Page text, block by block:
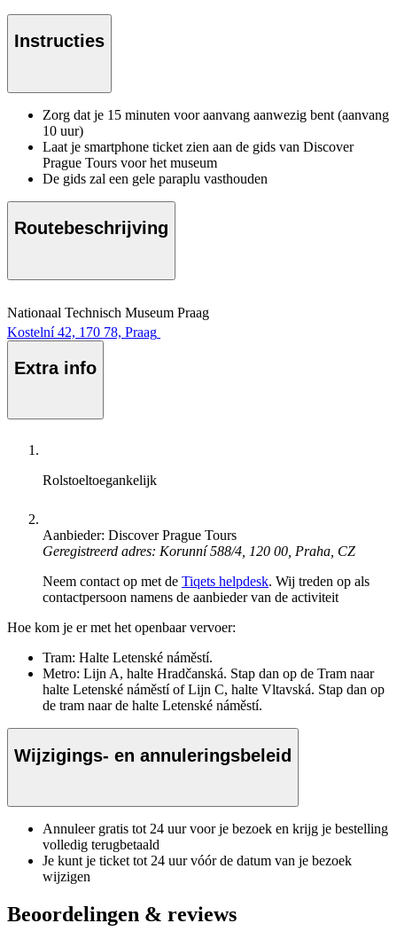
Instructies
Zorg dat je 15 minuten voor aanvang aanwezig bent (aanvang
10 uur)
Laat je smartphone ticket zien aan de gids van Discover
Prague Tours voor het museum
De gids zal een gele paraplu vasthouden
Routebeschrijving
Nationaal Technisch Museum Praag
Kostelní 42, 170 78, Praag
Extra info
Rolstoeltoegankelijk
Aanbieder: Discover Prague Tours
Geregistreerd adres: Korunní 588/4, 120 00, Praha, CZ
Neem contact op met de Tiqets helpdesk. Wij treden op als
contactpersoon namens de aanbieder van de activiteit
Hoe kom je er met het openbaar vervoer:
Tram: Halte Letenské náměstí.
Metro: Lijn A, halte Hradčanská. Stap dan op de Tram naar
halte Letenské náměstí of Lijn C, halte Vltavská. Stap dan op
de tram naar de halte Letenské náměstí.
Wijzigings- en annuleringsbeleid
Annuleer gratis tot 24 uur voor je bezoek en krijg je bestelling
volledig terugbetaald
Je kunt je ticket tot 24 uur vóór de datum van je bezoek
wijzigen
Beoordelingen & reviews